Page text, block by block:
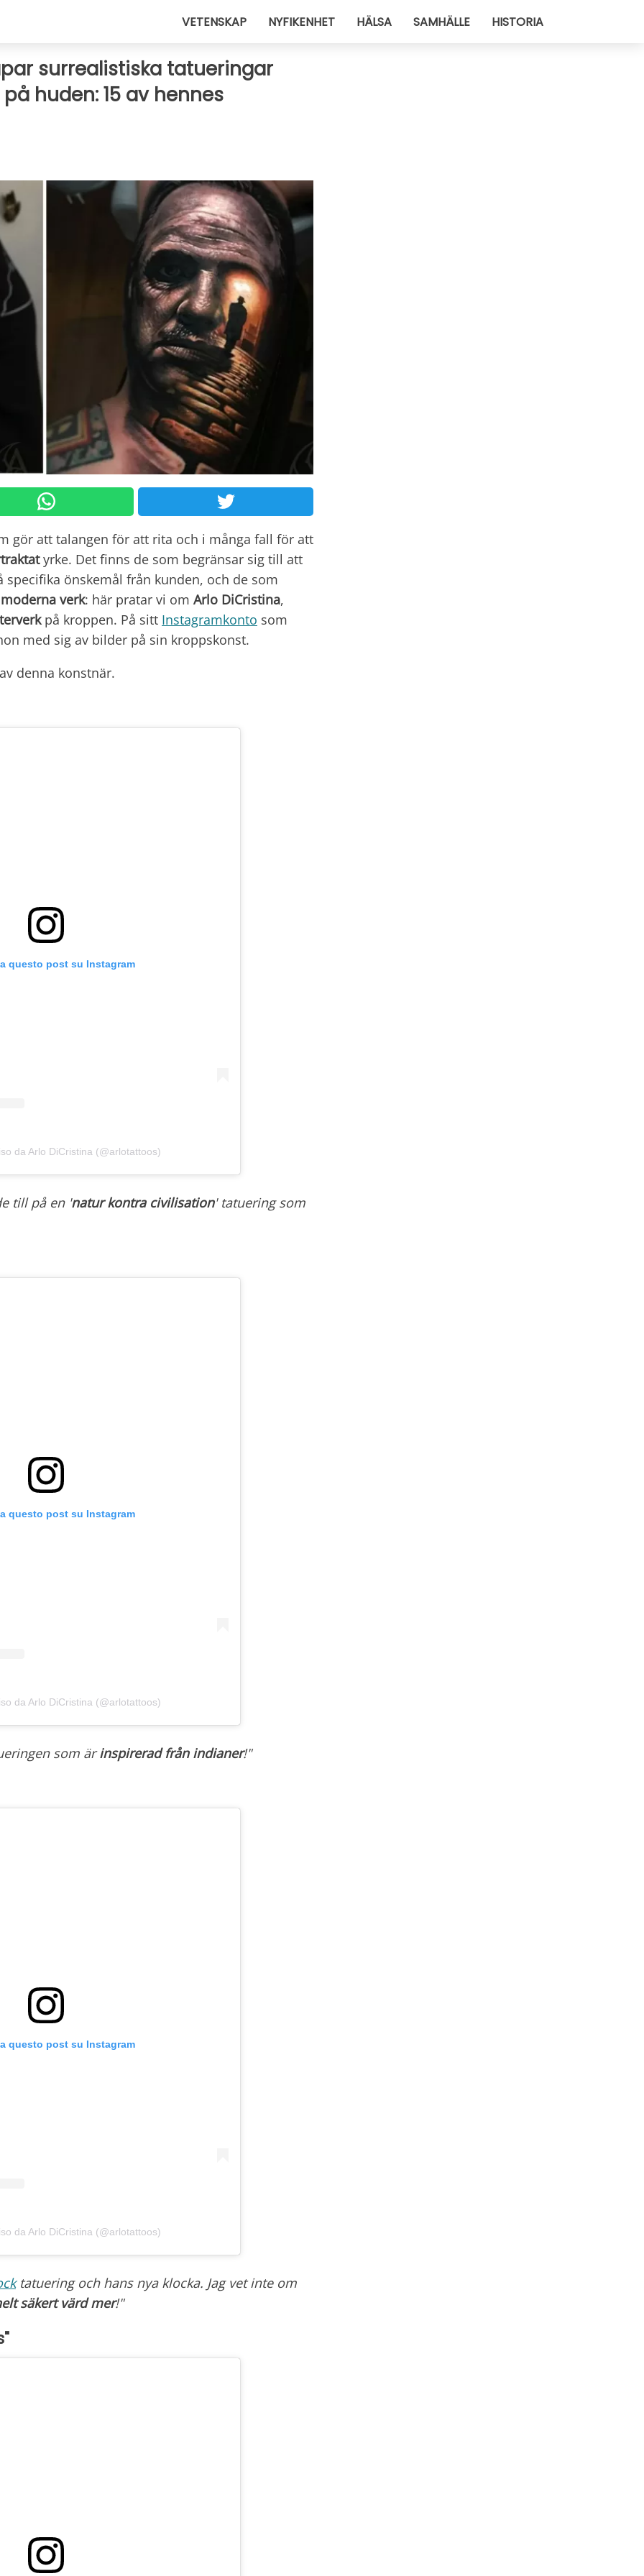
VETENSKAP NYFIKENHET HÄLSA SAMHÄLLE HISTORIA
surrealistiska tatueringar
huden: 15 av hennes
gör att talangen för att rita och i många fall för att
yrke. Det finns de som begränsar sig till att
önskemål från kunden, och de som
moderna verk: här pratar vi om Arlo DiCristina,
på kroppen. På sitt Instagramkonto som
med sig av bilder på sin kroppskonst.
denna konstnär.
questo post su Instagram
da Arlo DiCristina (@arlotattoos)
till på en 'natur kontra civilisation' tatuering som
questo post su Instagram
da Arlo DiCristina (@arlotattoos)
som ärinspirerad från indianer!"
questo post su Instagram
da Arlo DiCristina (@arlotattoos)
tatuering och hans nya klocka. Jag vet inte om
säkert värd mer!"